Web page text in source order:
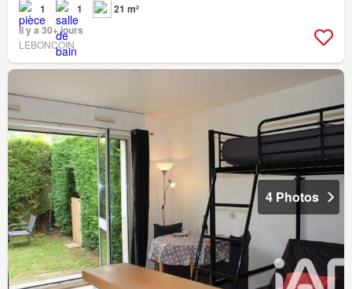
1 1
21 m²
Il y a 30+ jours
LEBONCOIN
4 Photos